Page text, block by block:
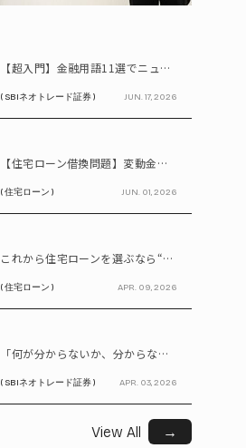
【超入門】金融用語11選でニュースが読める！ 知識ゼロからの賢い資産の育て方
( SBIネオトレード証券 ) JUN. 17, 2026
【住宅ローン借換問題】変動金利が上昇中!! 固定に借り換えるなら今が正解って本当? シミュレーションで比較してみよう
( 住宅ローン ) JUN. 01, 2026
これから住宅ローンを選ぶなら“固定vs変動”どちらが正解? 9割が利用したいと答えた「いま決めなくてもいい」ローンとは!?
( 住宅ローン ) APR. 09, 2026
「何が分からないか、分からない」から卒業！ SBIネオトレード証券で学ぶ、はじめての資産形成
( SBIネオトレード証券 ) APR. 03, 2026
View All →